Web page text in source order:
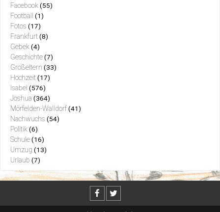
Facebook (55)
Football (1)
Fotos (17)
Frankfurt (8)
Gebek (4)
Geschichte (7)
Großeltern (33)
Hochzeit (17)
Isabel (576)
Joshua (364)
Mörfelden-Walldorf (41)
Nachwuchs (54)
Politik (6)
Schule (16)
Umzug (13)
Urlaub (7)